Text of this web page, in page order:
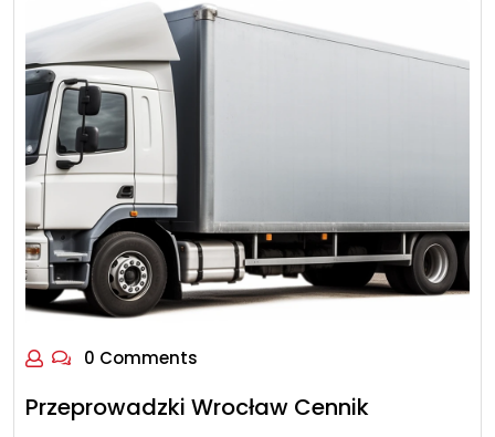
0 Comments
Przeprowadzki Wrocław Cennik